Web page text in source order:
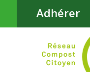
Adhérer